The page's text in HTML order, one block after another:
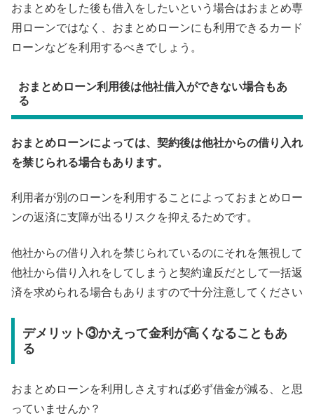
おまとめをした後も借入をしたいという場合はおまとめ専
用ローンではなく、おまとめローンにも利用できるカード
ローンなどを利用するべきでしょう。
おまとめローン利用後は他社借入ができない場合もあ
る
おまとめローンによっては、契約後は他社からの借り入れ
を禁じられる場合もあります。
利用者が別のローンを利用することによっておまとめロー
ンの返済に支障が出るリスクを抑えるためです。
他社からの借り入れを禁じられているのにそれを無視して
他社から借り入れをしてしまうと契約違反だとして一括返
済を求められる場合もありますので十分注意してください
デメリット③かえって金利が高くなることもあ
る
おまとめローンを利用しさえすれば必ず借金が減る、と思
っていませんか？